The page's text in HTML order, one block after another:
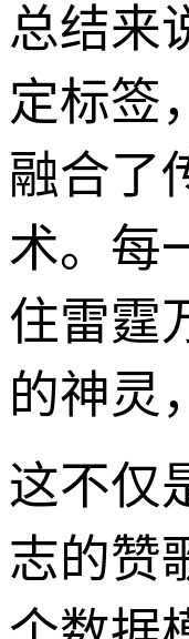
总结来
定标签
融合了
术。每
住雷霆
的神灵
这不仅
志的赞